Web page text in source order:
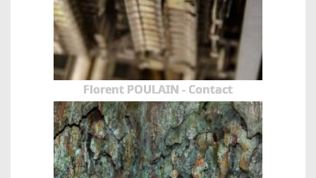
Florent POULAIN - Contact